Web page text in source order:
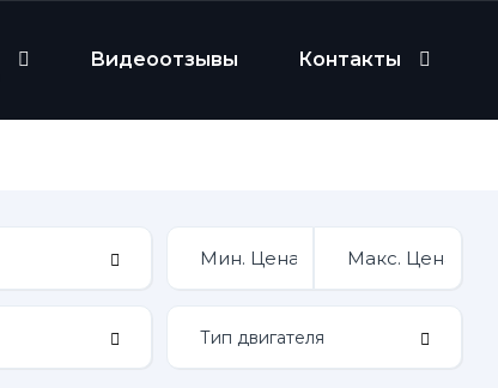
Видеоотзывы Контакты